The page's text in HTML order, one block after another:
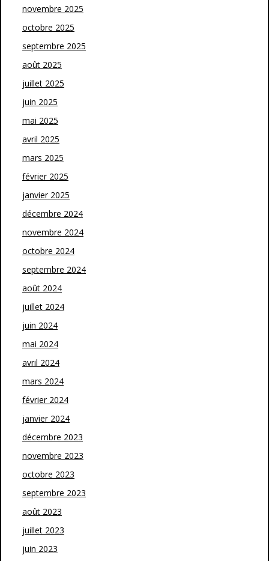
novembre 2025
octobre 2025
septembre 2025
août 2025
juillet 2025
juin 2025
mai 2025
avril 2025
mars 2025
février 2025
janvier 2025
décembre 2024
novembre 2024
octobre 2024
septembre 2024
août 2024
juillet 2024
juin 2024
mai 2024
avril 2024
mars 2024
février 2024
janvier 2024
décembre 2023
novembre 2023
octobre 2023
septembre 2023
août 2023
juillet 2023
juin 2023